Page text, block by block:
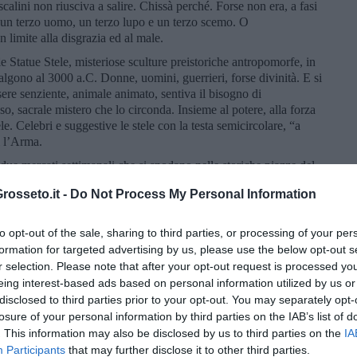
- Do Not Process My Personal Information
opt-out of the sale, sharing to third parties, or processing of your
for targeted advertising by us, please use the below opt-out
selection. Please note that after your opt-out request is processed
interest-based ads based on personal information utilized by us
to third parties prior to your opt-out. You may separately
of your personal information by third parties on the IAB’s list of
This information may also be disclosed by us to third parties on the
Participants that may further disclose it to other third parties.
non riusciva a salire. Chissà perché. Forse non era, a fasi
terzo uomo, un terzo lupo e un terzo scemo. O
limite alla disgrazia ed al male.
Statue Stele, misteriose sculture preistoriche antropomorfe, in
al 3000 a.C. Donne, uomini, guerrieri, forse divinità. E si
senziente, animale animato, sentiva il bisogno di
sacrale mistero che lo circonda. Insieme al potere, alla forza
Celebri e suggestive le stele con la testa semicircolare, “a
mercati settimanali che si snodano nelle storiche piazze del
tempo era pavimentata di quel colore. Come Piazza
del mitico Bar Alvaro, quello del
alcolica, che si pronuncia con la prima “e” stretta, ma
ho incontrato un dipendente comunale che ha una Harley-
a bordo, nonché una catena al collo con scritto: soldi e paura
Capo Verde. Va da solo, la moglie è andata una volta soltanto
topi. Gli ho chiesto se a Capo Verde è mai stato in un
ha incontrato il Commissario Favati di cui ho letto
sono isole sperdute al largo dell’Oceano.